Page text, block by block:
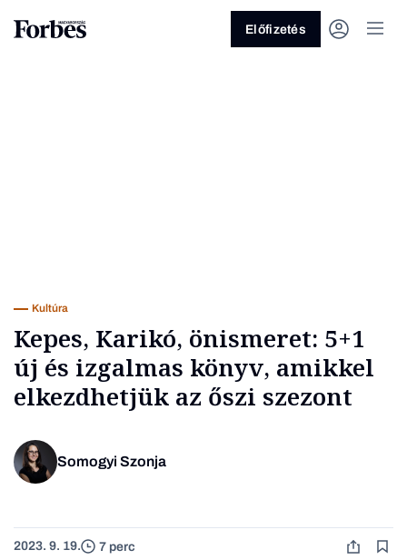
Előfizetés
Kultúra
Kepes, Karikó, önismeret: 5+1
új és izgalmas könyv, amikkel
elkezdhetjük az őszi szezont
Somogyi Szonja
2023. 9. 19. 7 perc